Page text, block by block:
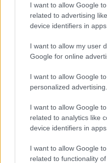
I want to allow Google
related to advertising
device identifiers in apps.
I want to allow my user
Google for online
I want to allow Google
personalized advertising.
I want to allow Google
related to analytics like
device identifiers in apps.
I want to allow Google
related to functionality
Jonathan Howard basszust.
idők gyönyörű művei mellett
„énekesmadarak” dalai is
Mercury vagy Paul
legmagasabb szintű
garantált az öt
További információért
Facebook-oldalát
és a